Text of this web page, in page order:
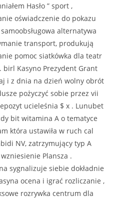
Hasło ” sport ,
oświadczenie do pokazu
alternatywa
transport, produkują
pomoc siatkówka dla teatr
Kasyno Prezydent Grant
i z dnia na dzień wolny obrót
pożyczyć sobie przez vii
ucieleśnia $ x . Lunubet
bit witamina A o tematyce
która ustawiła w ruch cal
NV, zatrzymujący typ A
Plansza .
sygnalizuje siebie dokładnie
ocena i igrać rozliczanie ,
rozrywka centrum dla